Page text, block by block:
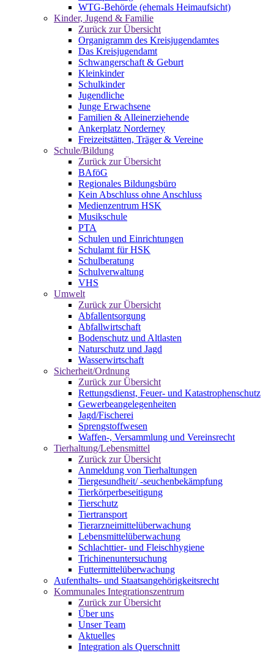
WTG-Behörde (ehemals Heimaufsicht)
Kinder, Jugend & Familie
Zurück zur Übersicht
Organigramm des Kreisjugendamtes
Das Kreisjugendamt
Schwangerschaft & Geburt
Kleinkinder
Schulkinder
Jugendliche
Junge Erwachsene
Familien & Alleinerziehende
Ankerplatz Norderney
Freizeitstätten, Träger & Vereine
Schule/Bildung
Zurück zur Übersicht
BAföG
Regionales Bildungsbüro
Kein Abschluss ohne Anschluss
Medienzentrum HSK
Musikschule
PTA
Schulen und Einrichtungen
Schulamt für HSK
Schulberatung
Schulverwaltung
VHS
Umwelt
Zurück zur Übersicht
Abfallentsorgung
Abfallwirtschaft
Bodenschutz und Altlasten
Naturschutz und Jagd
Wasserwirtschaft
Sicherheit/Ordnung
Zurück zur Übersicht
Rettungsdienst, Feuer- und Katastrophenschutz
Gewerbeangelegenheiten
Jagd/Fischerei
Sprengstoffwesen
Waffen-, Versammlung und Vereinsrecht
Tierhaltung/Lebensmittel
Zurück zur Übersicht
Anmeldung von Tierhaltungen
Tiergesundheit/ -seuchenbekämpfung
Tierkörperbeseitigung
Tierschutz
Tiertransport
Tierarzneimittelüberwachung
Lebensmittelüberwachung
Schlachttier- und Fleischhygiene
Trichinenuntersuchung
Futtermittelüberwachung
Aufenthalts- und Staatsangehörigkeitsrecht
Kommunales Integrationszentrum
Zurück zur Übersicht
Über uns
Unser Team
Aktuelles
Integration als Querschnitt